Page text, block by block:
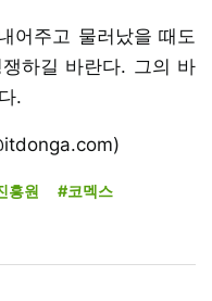
어주고 물러났을 때도
하길 바란다. 그의 바
.
흥원
#코멕스